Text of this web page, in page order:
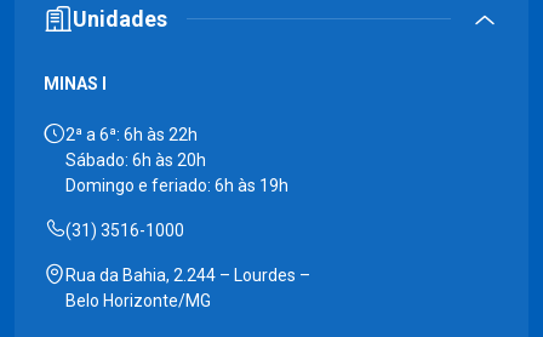
Unidades
MINAS I
2ª a 6ª: 6h às 22h
Sábado: 6h às 20h
Domingo e feriado: 6h às 19h
(31) 3516-1000
Rua da Bahia, 2.244 – Lourdes –
Belo Horizonte/MG